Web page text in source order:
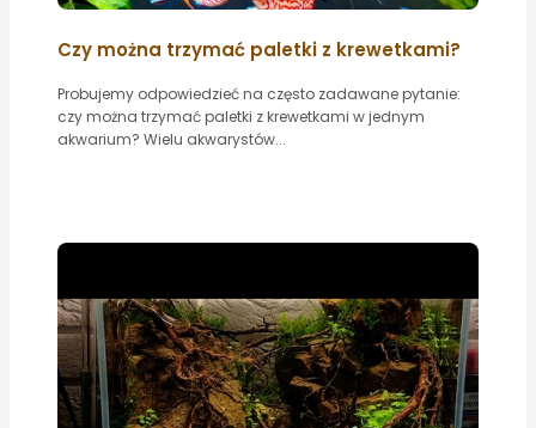
Czy można trzymać paletki z krewetkami?
Probujemy odpowiedzieć na często zadawane pytanie:
czy można trzymać paletki z krewetkami w jednym
akwarium? Wielu akwarystów...